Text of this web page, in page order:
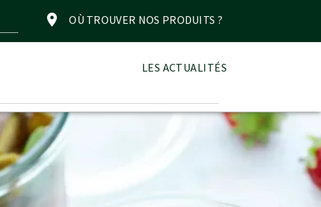
OÙ TROUVER NOS PRODUITS ?
LES ACTUALITÉS